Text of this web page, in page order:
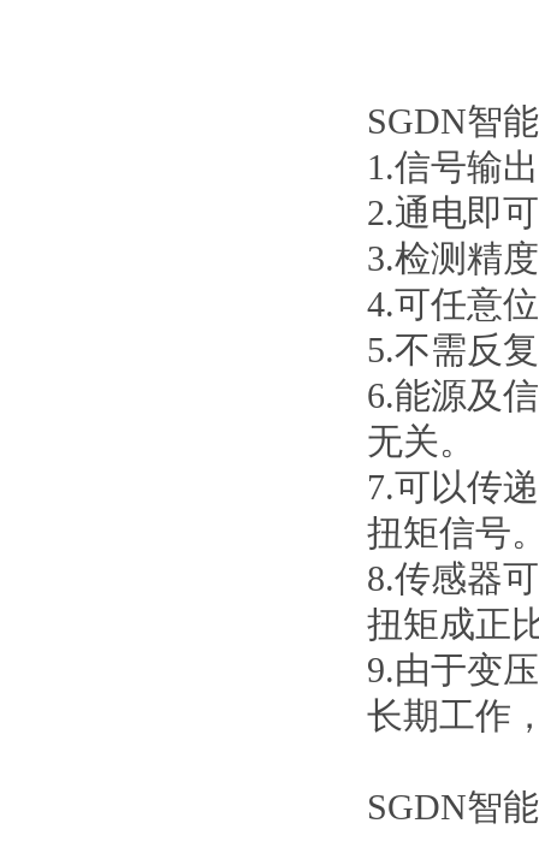
SGDN智
1.信号输
2.通电即
3.检测精
4.可任意
5.不需反
6.能源及
无关。
7.可以传
扭矩信号
8.传感器
扭矩成正
9.由于变
长期工作
SGDN智